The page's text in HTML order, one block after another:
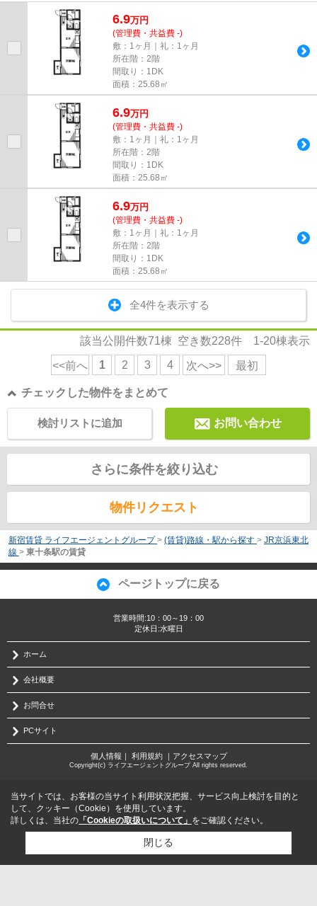
6.9万円
(管理費・共益費 -)
敷：1ヶ月｜礼：1ヶ月
所在階：2階
間取り：1DK
面積：25.68㎡
6.9万円
(管理費・共益費 -)
敷：1ヶ月｜礼：1ヶ月
所在階：2階
間取り：1DK
面積：25.68㎡
6.9万円
(管理費・共益費 -)
敷：1ヶ月｜礼：1ヶ月
所在階：2階
間取り：1DK
面積：25.68㎡
全4件を表示する
該当公開件数71棟 空き数228件 1-20棟表示
<<前へ 1 2 3 4 次へ>> 最初
チェックした物件をまとめて
お問い合わせ
検討リストに追加
さらに条件を絞り込む
物件リクエスト
新宿賃貸 ライフエージェントグループ > (賃貸)路線・駅から探す > JR京浜東北
線 > 東十条駅の賃貸
ページトップに戻る
営業時間:10：00～19：00
定休日:水曜日
ホーム
会社概要
お問合せ
PCサイト
個人情報 ｜ 利用規約｜ アクセスマップ
Copyright(c) ライフエージェントグループ All rights reserved.
当サイトでは、お客様の当サイト利用状況把握、サービス向上検討を目的と
して、クッキー（Cookie）を使用しています。
詳しくは、当社の 「Cookieの取扱いについて」 をご確認ください。
閉じる